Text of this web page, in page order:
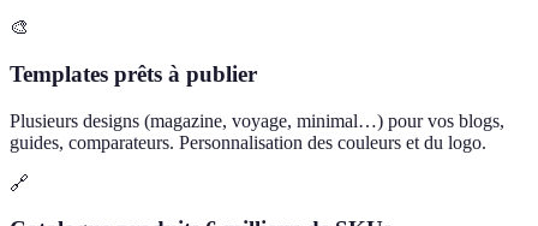
🎨
Templates prêts à publier
Plusieurs designs (magazine, voyage, minimal…) pour vos blogs,
guides, comparateurs. Personnalisation des couleurs et du logo.
🔗